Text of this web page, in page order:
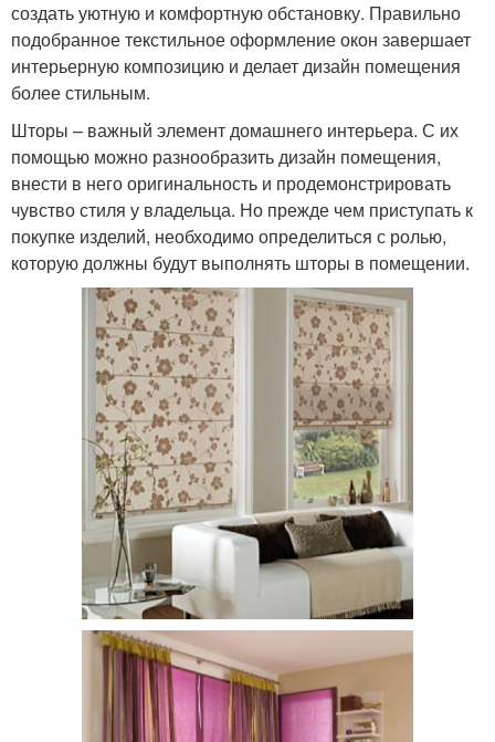
создать уютную и комфортную обстановку. Правильно
подобранное текстильное оформление окон завершает
интерьерную композицию и делает дизайн помещения
более стильным.
Шторы – важный элемент домашнего интерьера. С их
помощью можно разнообразить дизайн помещения,
внести в него оригинальность и продемонстрировать
чувство стиля у владельца. Но прежде чем приступать к
покупке изделий, необходимо определиться с ролью,
которую должны будут выполнять шторы в помещении.